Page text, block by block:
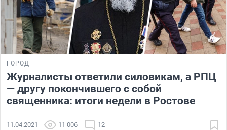
ГОРОД
Журналисты ответили силовикам, а РПЦ
— другу покончившего с собой
священника: итоги недели в Ростове
11.04.2021 11 006 12